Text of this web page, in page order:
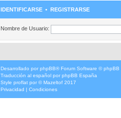
IDENTIFICARSE • REGISTRARSE
Nombre de Usuario:
Desarrollado por phpBB® Forum Software © phpBB
Traducción al español por phpBB España
Style proflat por ©Mazeltof 2017
Privacidad | Condiciones